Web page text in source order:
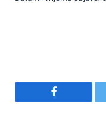
Facebook